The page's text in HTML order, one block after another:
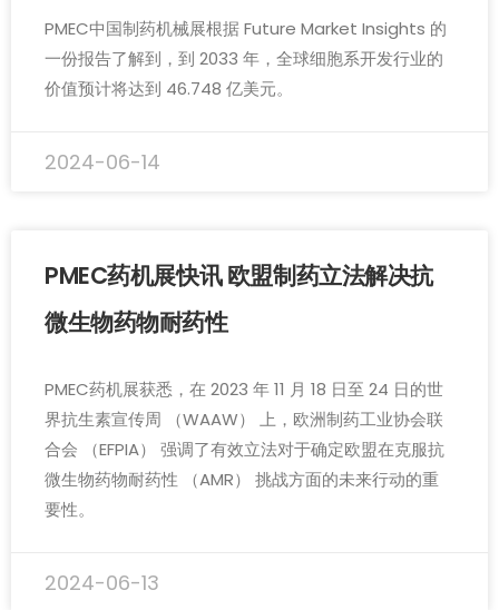
PMEC中国制药机械展根据 Future Market Insights 的
一份报告了解到，到 2033 年，全球细胞系开发行业的
价值预计将达到 46.748 亿美元。
2024-06-14
PMEC药机展快讯 欧盟制药立法解决抗
微生物药物耐药性
PMEC药机展获悉，在 2023 年 11 月 18 日至 24 日的世
界抗生素宣传周 （WAAW） 上，欧洲制药工业协会联
合会 （EFPIA） 强调了有效立法对于确定欧盟在克服抗
微生物药物耐药性 （AMR） 挑战方面的未来行动的重
要性。
2024-06-13